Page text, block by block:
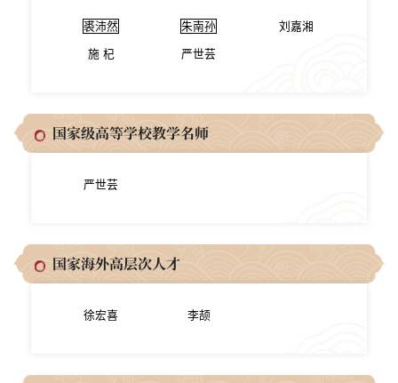
裘沛然 朱南孙 刘嘉湘
施 杞 严世芸
国家级高等学校教学名师
严世芸
国家海外高层次人才
徐宏喜 李颉